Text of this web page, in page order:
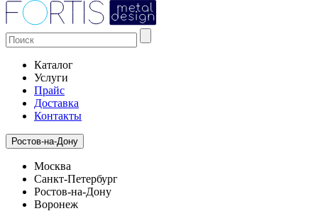
Каталог
Услуги
Прайс
Доставка
Контакты
Ростов-на-Дону
Москва
Санкт-Петербург
Ростов-на-Дону
Воронеж